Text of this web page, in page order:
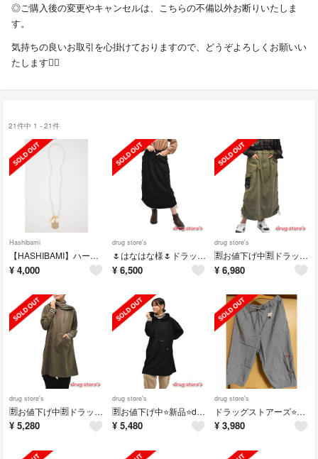
◎ご購入後の変更やキャンセルは、こちらの不備以外お断りいたしま
す。
気持ちの良いお取引を心掛けておりますので、どうぞよろしくお願いい
たします🙇‍♀️
21件中 1 - 21件
Hashibami
【HASHIBAMI】ハートパール モバイルストラップ
¥ 4,000
drug store's
🌷︎はなはな様🌷︎ドラッグストアーズ⭐️新品⭐️カーゴ スカート
¥ 6,500
drug store's
🈹お値下げ中🈹ドラッグストアーズ⭐️新品⭐️ カーゴ スカート
¥ 6,980
drug store's
🈹お値下げ中🈹ドラッグストアーズ⭐️新品⭐️ 重ね着風 パーカー
¥ 5,280
drug store's
🈹お値下げ中⭐️新品⭐️drug store's 重ね着風 パーカー
¥ 5,480
drug store's
ドラッグストアーズ⭐️新品⭐️夏パンツ
¥ 3,980